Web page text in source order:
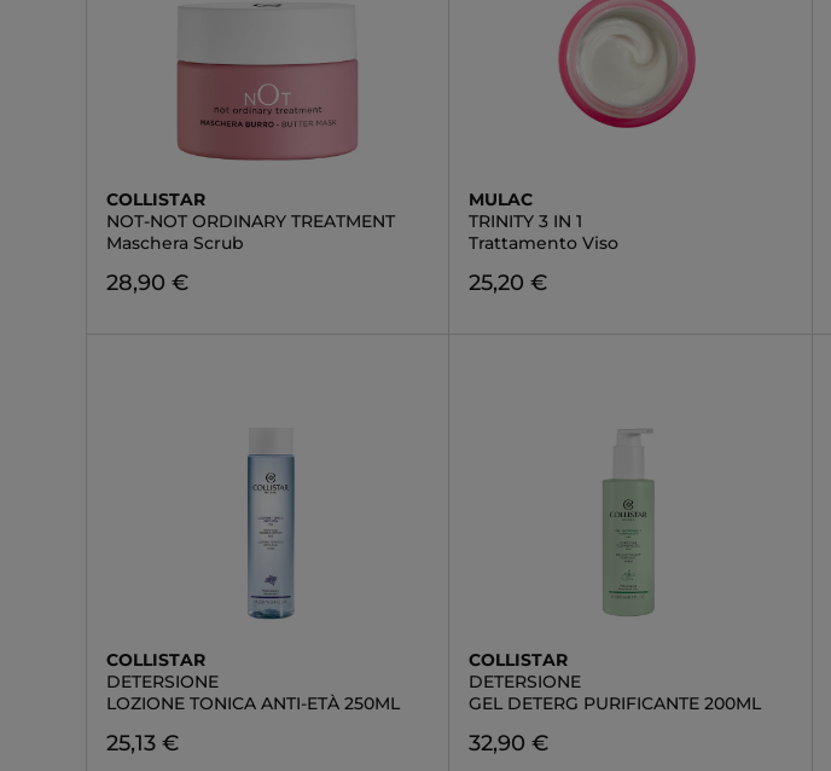
COLLISTAR
NOT-NOT ORDINARY TREATMENT
Maschera Scrub
28,90 €
MULAC
TRINITY 3 IN 1
Trattamento Viso
25,20 €
COLLISTAR
DETERSIONE
LOZIONE TONICA ANTI-ETÀ 250ML
25,13 €
COLLISTAR
DETERSIONE
GEL DETERG PURIFICANTE 200ML
32,90 €